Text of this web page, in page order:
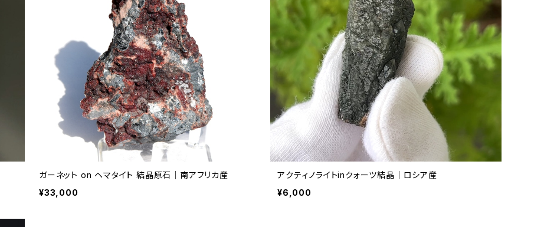
ガーネット on ヘマタイト 結晶原石｜南アフリカ産
¥33,000
アクティノライトinクォーツ結晶｜ロシア産
¥6,000